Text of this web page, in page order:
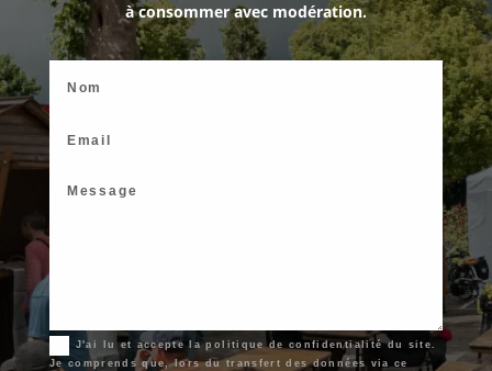
à consommer avec modération.
J'ai lu et accepte la politique de confidentialité du site.
Je comprends que, lors du transfert des données via ce